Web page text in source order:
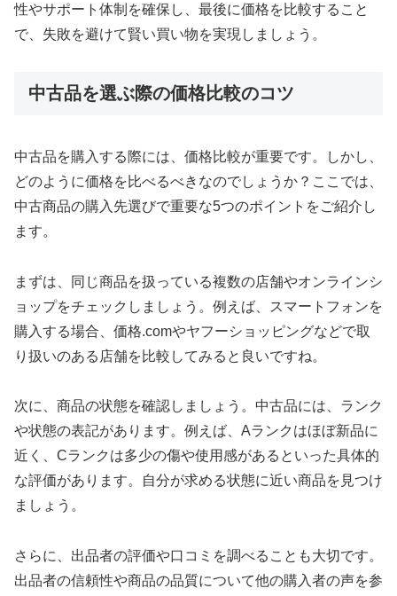
性やサポート体制を確保し、最後に価格を比較すること
で、失敗を避けて賢い買い物を実現しましょう。
中古品を選ぶ際の価格比較のコツ
中古品を購入する際には、価格比較が重要です。しかし、
どのように価格を比べるべきなのでしょうか？ここでは、
中古商品の購入先選びで重要な5つのポイントをご紹介し
ます。
まずは、同じ商品を扱っている複数の店舗やオンラインシ
ョップをチェックしましょう。例えば、スマートフォンを
購入する場合、価格.comやヤフーショッピングなどで取
り扱いのある店舗を比較してみると良いですね。
次に、商品の状態を確認しましょう。中古品には、ランク
や状態の表記があります。例えば、Aランクはほぼ新品に
近く、Cランクは多少の傷や使用感があるといった具体的
な評価があります。自分が求める状態に近い商品を見つけ
ましょう。
さらに、出品者の評価や口コミを調べることも大切です。
出品者の信頼性や商品の品質について他の購入者の声を参